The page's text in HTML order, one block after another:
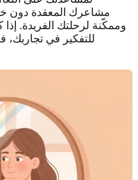
مشاعرك المعقدة دون
وممكّنة لرحلتك الفريدة.
للتفكير في تجاربك،